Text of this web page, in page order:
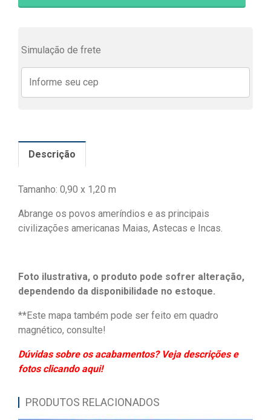
Simulação de frete
Descrição
Tamanho: 0,90 x 1,20 m
Abrange os povos ameríndios e as principais
civilizações americanas Maias, Astecas e Incas.
Foto ilustrativa, o produto pode sofrer alteração,
dependendo da disponibilidade no estoque.
**Este mapa também pode ser feito em quadro
magnético, consulte!
Dúvidas sobre os acabamentos? Veja descrições e
fotos clicando aqui!
PRODUTOS RELACIONADOS